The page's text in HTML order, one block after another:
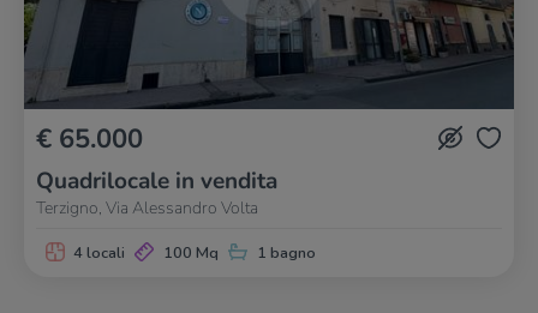
€ 65.000
Quadrilocale in vendita
Terzigno, Via Alessandro Volta
4 locali 100 Mq 1 bagno